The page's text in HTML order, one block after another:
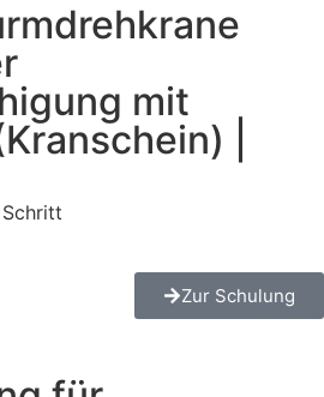
mit
|
Zur Schulung